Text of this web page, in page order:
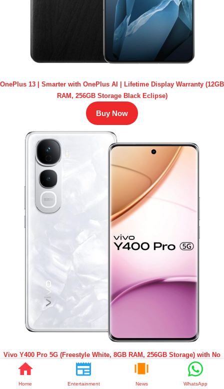
Home Entertainment News WhatsApp
OnePlus 13 | Smarter with OnePlus AI | Lifetime Display Warranty (12GB
RAM, 256GB Storage Black Eclipse)
Buy Now
Vivo Y400 Pro 5G (Freestyle White, 8GB RAM, 256GB Storage) with No
Cost EMIAdditional Exchange Offers
Buy Now